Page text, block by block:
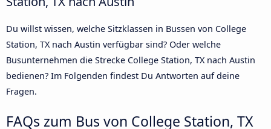
Du willst wissen, welche Sitzklassen in Bussen von College
Station, TX nach Austin verfügbar sind? Oder welche
Busunternehmen die Strecke College Station, TX nach Austin
bedienen? Im Folgenden findest Du Antworten auf deine
Fragen.
FAQs zum Bus von College Station, TX